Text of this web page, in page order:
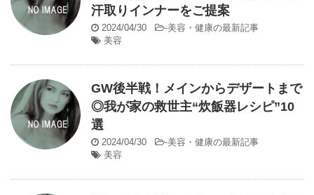
汗取りインナーをご提案
2024/04/30 -美容・健康の最新記事
美容
GW後半戦！メインからデザートまで
◎我が家の救世主“炊飯器レシピ”10
選
2024/04/30 -美容・健康の最新記事
美容